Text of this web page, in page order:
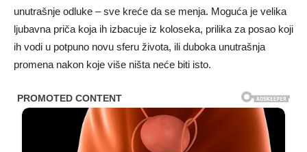
unutrašnje odluke – sve kreće da se menja. Moguća je velika
ljubavna priča koja ih izbacuje iz koloseka, prilika za posao koji
ih vodi u potpuno novu sferu života, ili duboka unutrašnja
promena nakon koje više ništa neće biti isto.